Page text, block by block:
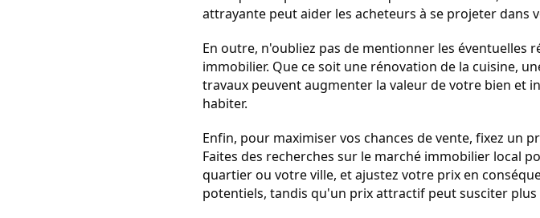
attrayante peut aider les acheteurs à se projeter dans
En outre, n'oubliez pas de mentionner les
immobilier. Que ce soit une rénovation de la cuisine,
travaux peuvent augmenter la valeur de votre bien et
habiter.
Enfin, pour maximiser vos chances de vente, fixez un
Faites des recherches sur le marché immobilier local
quartier ou votre ville, et ajustez votre prix en
potentiels, tandis qu'un prix attractif peut susciter